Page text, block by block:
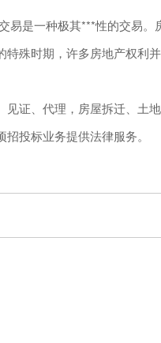
是一种极其***性的交易。
殊时期，许多房地产权利
证、代理，房屋拆迁、土地
投标业务提供法律服务。